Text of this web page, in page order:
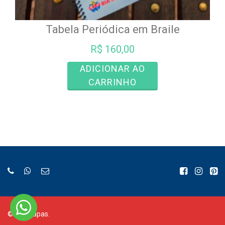
Tabela Periódica em Braile
R$ 160,00
ADICIONAR AO
CARRINHO
© Bia Mapas.